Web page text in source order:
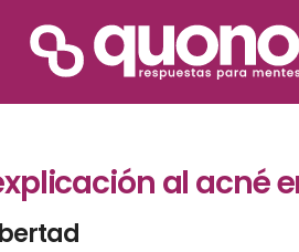
al acné